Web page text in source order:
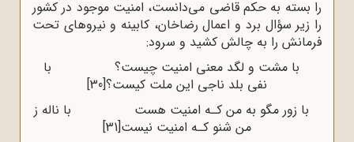
را بسته به حکم قاضی می‌دانست، امنیت موجود در کشور
را زیر سؤال برد و اعمال رضاخان، کابینه و نیروهای تحت
فرمانش را به چالش کشید و سرود:
با مشت و لگد معنی امنیت چیست؟ با
نفی بلد ناجی این ملت کیست؟[30]
با زور مگو به من کـه امنیت هست با ناله ز
من شنو کـه امنیت نیست[31]